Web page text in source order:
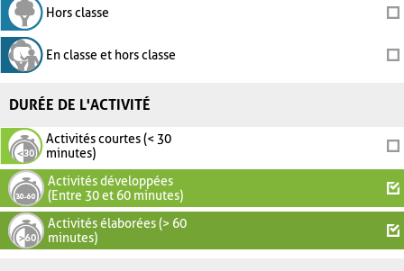
Hors classe
En classe et hors classe
DURÉE DE L'ACTIVITÉ
Activités courtes (< 30
minutes)
Activités développées
(Entre 30 et 60 minutes)
Activités élaborées (> 60
minutes)